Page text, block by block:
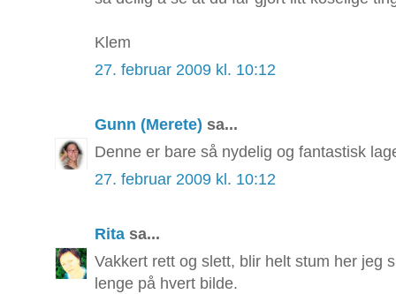
Klem
27. februar 2009 kl. 10:12
Gunn (Merete) sa...
Denne er bare så nydelig og fantastisk
27. februar 2009 kl. 10:12
Rita sa...
Vakkert rett og slett, blir helt stum her jeg
lenge på hvert bilde.